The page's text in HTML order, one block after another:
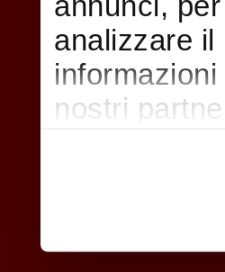
analizzare il
nostri
nostri